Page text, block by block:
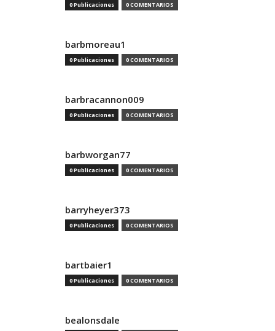
0 Publicaciones 0 COMENTARIOS
barbmoreau1
0 Publicaciones 0 COMENTARIOS
barbracannon009
0 Publicaciones 0 COMENTARIOS
barbworgan77
0 Publicaciones 0 COMENTARIOS
barryheyer373
0 Publicaciones 0 COMENTARIOS
bartbaier1
0 Publicaciones 0 COMENTARIOS
bealonsdale